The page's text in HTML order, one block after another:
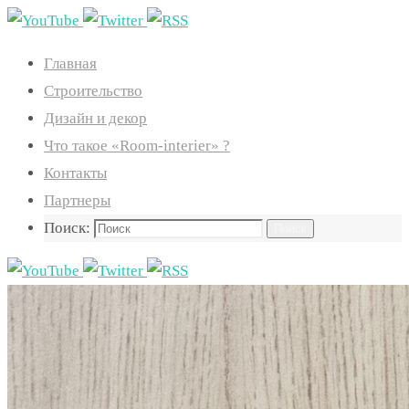
Главная
Строительство
Дизайн и декор
Что такое «Room-interier» ?
Контакты
Партнеры
Поиск: